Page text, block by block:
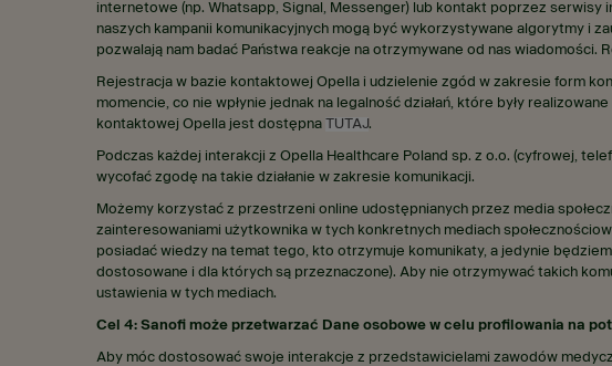
internetowe (np. Whatsapp, Signal, Messenger) lub kontakt poprzez
naszych kampanii komunikacyjnych mogą być wykorzystywane algorytmy i
pozwalają nam badać Państwa reakcje na otrzymywane od nas
Rejestracja w bazie kontaktowej Opella i udzielenie zgód w zakresie form
momencie, co nie wpłynie jednak na legalność działań, które były
kontaktowej Opella jest dostępna TUTAJ.
Podczas każdej interakcji z Opella Healthcare Poland sp. z o.o. (cyfrowej,
wycofać zgodę na takie działanie w zakresie komunikacji.
Możemy korzystać z przestrzeni online udostępnianych przez media
zainteresowaniami użytkownika w tych konkretnych mediach
posiadać wiedzy na temat tego, kto otrzymuje komunikaty, a jedynie
dostosowane i dla których są przeznaczone). Aby nie otrzymywać takich
ustawienia w tych mediach.
Cel 4: Sanofi może przetwarzać Dane osobowe w celu profilowania na
Aby móc dostosować swoje interakcje z przedstawicielami zawodów